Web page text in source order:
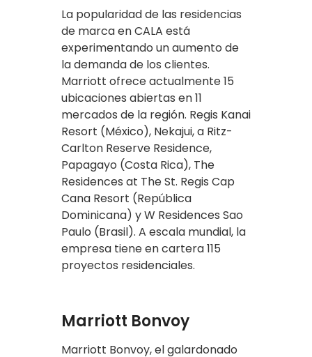
La popularidad de las residencias
de marca en CALA está
experimentando un aumento de
la demanda de los clientes.
Marriott ofrece actualmente 15
ubicaciones abiertas en 11
mercados de la región. Regis Kanai
Resort (México), Nekajui, a Ritz-
Carlton Reserve Residence,
Papagayo (Costa Rica), The
Residences at The St. Regis Cap
Cana Resort (República
Dominicana) y W Residences Sao
Paulo (Brasil). A escala mundial, la
empresa tiene en cartera 115
proyectos residenciales.
Marriott Bonvoy
Marriott Bonvoy, el galardonado